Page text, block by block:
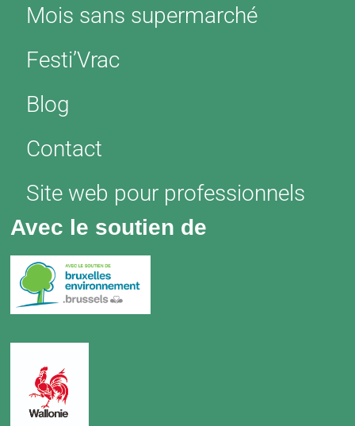
Mois sans supermarché
Festi’Vrac
Blog
Contact
Site web pour professionnels
Avec le soutien de